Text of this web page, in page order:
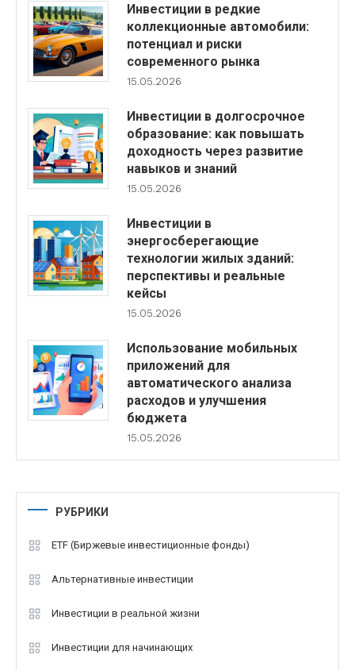
Инвестиции в редкие
коллекционные автомобили:
потенциал и риски
современного рынка
15.05.2026
Инвестиции в долгосрочное
образование: как повышать
доходность через развитие
навыков и знаний
15.05.2026
Инвестиции в
энергосберегающие
технологии жилых зданий:
перспективы и реальные
кейсы
15.05.2026
Использование мобильных
приложений для
автоматического анализа
расходов и улучшения
бюджета
15.05.2026
РУБРИКИ
ETF (Биржевые инвестиционные фонды)
Альтернативные инвестиции
Инвестиции в реальной жизни
Инвестиции для начинающих